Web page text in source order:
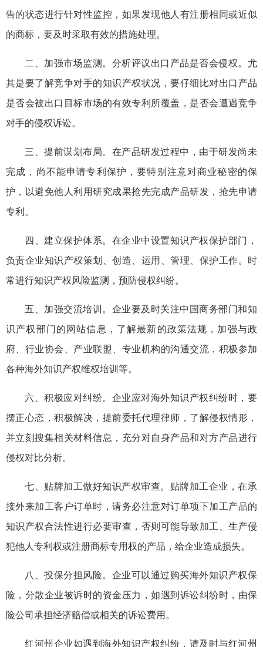
告的状态进行针对性监控，如果发现他人有注册相同或近似
的商标，要及时采取有效的措施处理。
二、加强市场监测。分析评议出口产品是否会侵权。尤
其是要了解竞争对手的知识产权状况，要仔细比对出口产品
是否会被出口目标市场的有效专利所覆盖，是否会遭遇竞争
对手的侵权诉讼。
三、提前谋划布局。在产品研发过程中，由于研发尚未
完成，尚不能申请专利保护，要特别注意对商业秘密的保
护，以避免他人利用研究成果抢先完成产品研发，抢先申请
专利。
四、建立保护体系。在企业中设置知识产权保护部门，
负责企业知识产权策划、创造、运用、管理、保护工作。时
常进行知识产权风险监测，预防侵权纠纷。
五、加强交流培训。企业要及时关注中国商务部门和知
识产权部门的网站信息，了解最新的政策法规，加强与政
府、行业协会、产业联盟、专业机构的沟通交流，积极参加
各种海外知识产权维权培训等。
六、积极应对纠纷。企业应对海外知识产权纠纷时，要
摆正心态，积极解决，提前委托代理律师，了解侵权情形，
并立刻搜集相关材料信息，充分对自身产品和对方产品进行
侵权对比分析。
七、贴牌加工做好知识产权审查。贴牌加工企业，在承
接外来加工客户订单时，请务必注意对订单项下加工产品的
知识产权合法性进行必要审查，否则可能导致加工、生产侵
犯他人专利权或注册商标专用权的产品，给企业造成损失。
八、投保分担风险。企业可以通过购买海外知识产权保
险，分散企业被诉时的资金压力，如遇到诉讼纠纷时，由保
险公司承担经济赔偿或相关的诉讼费用。
红河州企业如遇到海外知识产权纠纷，请及时与红河州